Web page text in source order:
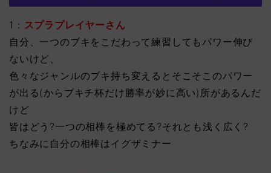
1： スプラプレイヤーさん
自分、一つのブキをこだわって練習してもパワー伸び
ないけど、
色々なジャンルのブキ持ち変えるとそこそこのパワー
が出る(からブキチ杯だけ勝率が妙に高い)所があるんだ
けど
皆はどう?一つの相棒を極めてる?それとも浅く広く?
ちなみに自分の相棒はイグザミナー